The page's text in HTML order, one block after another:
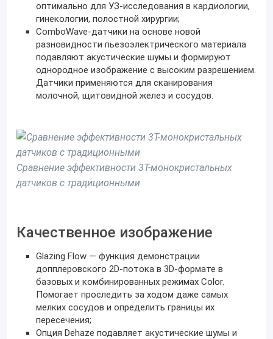
оптимально для УЗ-исследования в кардиологии,
гинекологии, полостной хирургии;
ComboWave-датчики на основе новой
разновидности пьезоэлектрического материала
подавляют акустические шумы и формируют
однородное изображение с высоким разрешением.
Датчики применяются для сканирования
молочной, щитовидной желез и сосудов.
Сравнение эффективности 3T-монокристальных
датчиков с традиционными
Качественное изображение
Glazing Flow — функция демонстрации
допплеровского 2D-потока в 3D-формате в
базовых и комбинированных режимах Color.
Помогает проследить за ходом даже самых
мелких сосудов и определить границы их
пересечения;
Опция Dehaze подавляет акустические шумы и